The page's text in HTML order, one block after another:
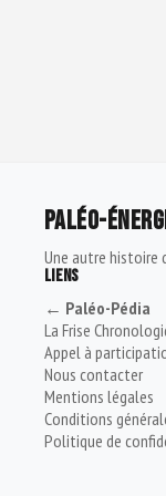
PALÉO-
Une autre histoire
LIENS
← Paléo-Pédia
La Frise
Appel à
Nous contacter
Mentions légales
Conditions
Politique de